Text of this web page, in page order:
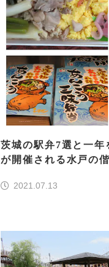
茨城の駅弁7選と一年
が開催される水戸の
2021.07.13